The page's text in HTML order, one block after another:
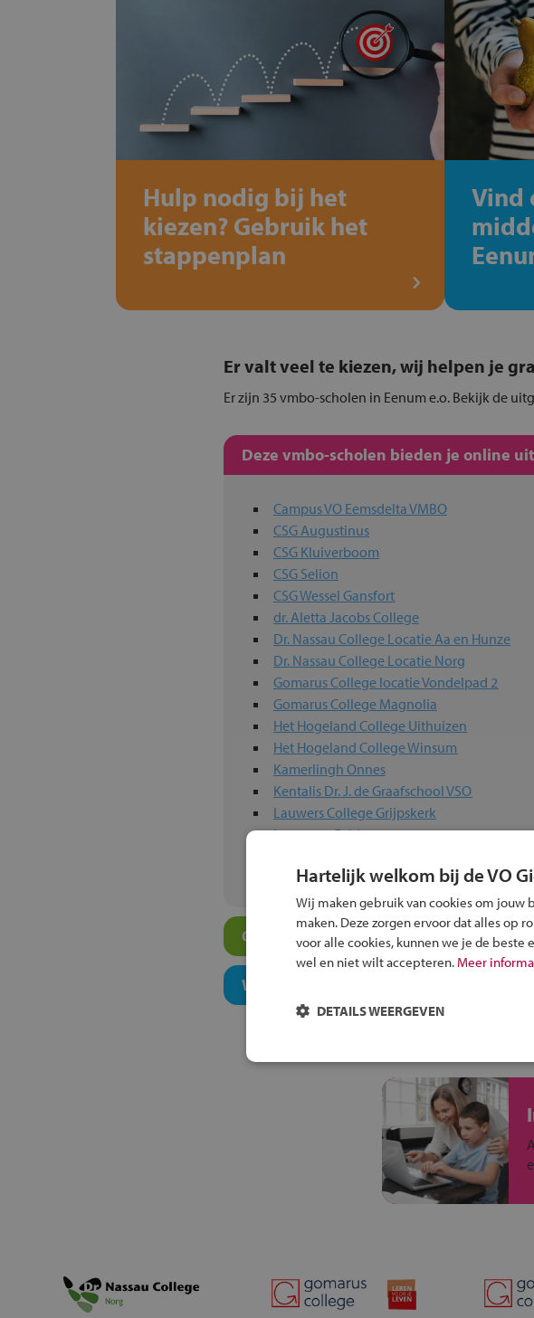
Hulp nodig bij het
kiezen? Gebruik het
stappenplan
Vind
Er valt veel te kiezen, wij helpen je
Er zijn 35 vmbo-scholen in Eenum e.o. Bekijk de
Deze vmbo-scholen bieden je online
Campus VO Eemsdelta VMBO
CSG Augustinus
CSG Kluiverboom
CSG Selion
CSG Wessel Gansfort
dr. Aletta Jacobs College
Dr. Nassau College Locatie Aa en Hunze
Dr. Nassau College Locatie Norg
Gomarus College locatie Vondelpad 2
Gomarus College Magnolia
Het Hogeland College Uithuizen
Het Hogeland College Winsum
Kamerlingh Onnes
Kentalis Dr. J. de Graafschool VSO
Lauwers College Grijpskerk
Leon van Gelder
Overige vmbo-scholen in jouw regio
Welk onderwijsconcept past bij jou?
Hartelijk welkom bij de VO
Wij maken gebruik van cookies om jouw
maken. Deze zorgen ervoor dat alles op
voor alle cookies, kunnen we je de beste
wel en niet wilt accepteren. Meer
DETAILS WEERGEVEN